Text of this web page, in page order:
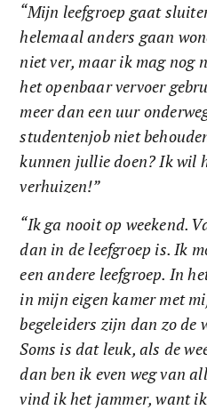
“Mijn leefgroep gaat
helemaal anders gaan
niet ver, maar ik mag nog
het openbaar vervoer
meer dan een uur
studentenjob niet
kunnen jullie doen? Ik wil
verhuizen!”
“Ik ga nooit op weekend.
dan in de leefgroep is. Ik
een andere leefgroep. In
in mijn eigen kamer met
begeleiders zijn dan zo de
Soms is dat leuk, als de
dan ben ik even weg van
vind ik het jammer, want